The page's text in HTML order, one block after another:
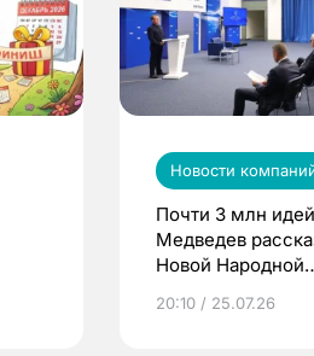
Новости
Почти 3 млн
Медведев
Новой Народной
20:10 / 25.07.26